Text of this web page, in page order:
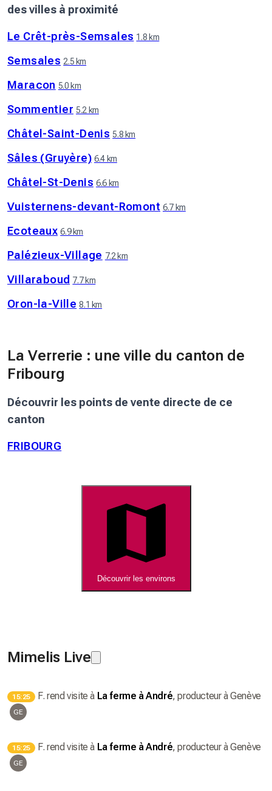
des villes à proximité
Le Crêt-près-Semsales 1.8 km
Semsales 2.5 km
Maracon 5.0 km
Sommentier 5.2 km
Châtel-Saint-Denis 5.8 km
Sâles (Gruyère) 6.4 km
Châtel-St-Denis 6.6 km
Vuisternens-devant-Romont 6.7 km
Ecoteaux 6.9 km
Palézieux-Village 7.2 km
Villaraboud 7.7 km
Oron-la-Ville 8.1 km
La Verrerie : une ville du canton de
Fribourg
Découvrir les points de vente directe de ce
canton
FRIBOURG
Découvrir les environs
Mimelis Live
15:25 F. rend visite à La ferme à André, producteurà Genève
GE
15:25 F. rend visite à La ferme à André, producteurà Genève
GE